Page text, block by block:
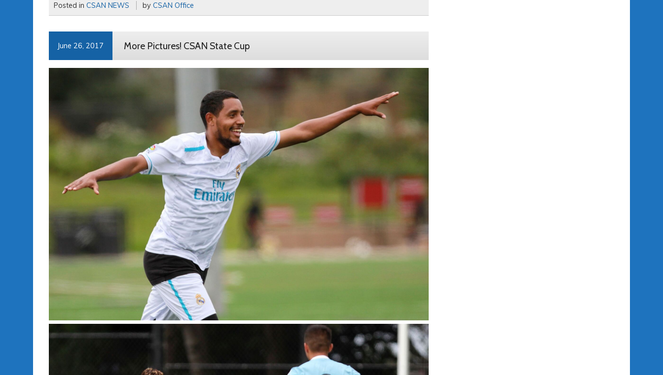
Posted inCSAN NEWS by CSAN Office
June 26, 2017 More Pictures! CSAN State Cup